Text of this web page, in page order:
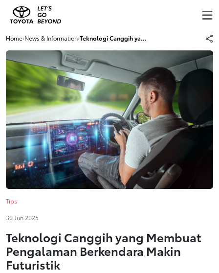
Home›News & Information›Teknologi Canggih ya...
Tips
30 Jun 2025
Teknologi Canggih yang Membuat
Pengalaman Berkendara Makin
Futuristik